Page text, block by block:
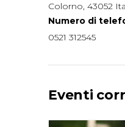
Colorno, 43052
Numero di
0521 312545
Eventi